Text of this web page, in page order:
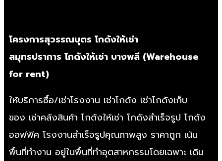
โครงการสุวรรณบุตร โกดังให้เช่า
สมุทรปราการ โกดังให้เช่า บางพลี (Warehouse
for rent)
ให้บริการซื้อ/เช่าโรงงาน เช่าโกดัง เช่าโกดังเก็บ
ของ เช่าคลังสินค้า โกดังให้เช่า โกดังสำเร็จรูป โกดัง
ออฟฟิศ โรงงานสำเร็จรูปคุณภาพสูง ราคาถูก เน้น
พื้นที่ทำงาน อยู่ในพื้นที่ทำอุตสาหกรรมโดยเฉพาะ เดิน